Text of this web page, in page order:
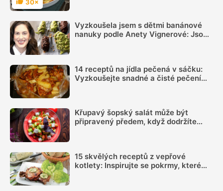
Hodnocení
30×
Vyzkoušela jsem s dětmi banánové
nanuky podle Anety Vignerové: Jsou
14 receptů na jídla pečená v sáčku:
Vyzkoušejte snadné a čisté pečení
Křupavý šopský salát může být
připravený předem, když dodržíte
15 skvělých receptů z vepřové
kotlety: Inspirujte se pokrmy, které